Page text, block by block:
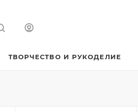
ТВОРЧЕСТВО И РУКОДЕЛИЕ